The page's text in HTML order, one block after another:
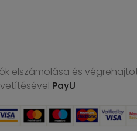
elszámolása és
PayU